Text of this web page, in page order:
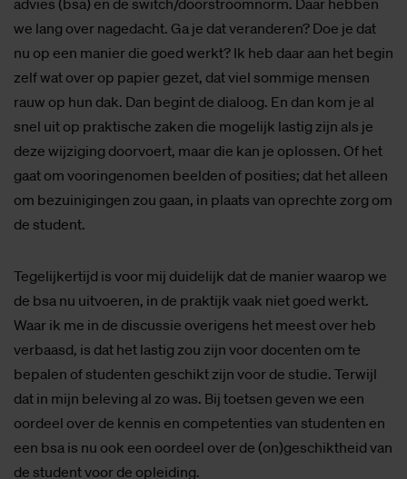
we lang over nagedacht. Ga je dat veranderen? Doe je dat
nu op een manier die goed werkt? Ik heb daar aan het begin
zelf wat over op papier gezet, dat viel sommige mensen
rauw op hun dak. Dan begint de dialoog. En dan kom je al
snel uit op praktische zaken die mogelijk lastig zijn als je
deze wijziging doorvoert, maar die kan je oplossen. Of het
gaat om vooringenomen beelden of posities; dat het alleen
om bezuinigingen zou gaan, in plaats van oprechte zorg om
de student.
Tegelijkertijd is voor mij duidelijk dat de manier waarop we
de bsa nu uitvoeren, in de praktijk vaak niet goed werkt.
Waar ik me in de discussie overigens het meest over heb
verbaasd, is dat het lastig zou zijn voor docenten om te
bepalen of studenten geschikt zijn voor de studie. Terwijl
dat in mijn beleving al zo was. Bij toetsen geven we een
oordeel over de kennis en competenties van studenten en
een bsa is nu ook een oordeel over de (on)geschiktheid van
de student voor de opleiding.